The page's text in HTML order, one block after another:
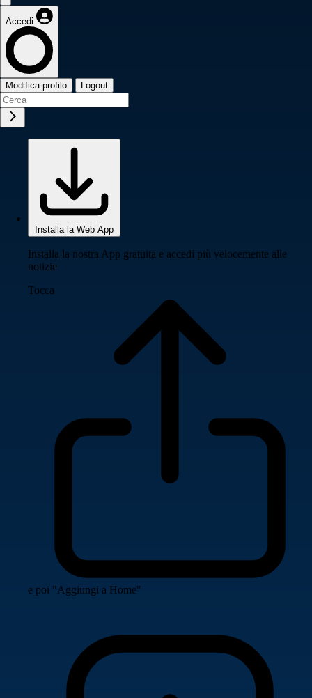
Accedi
Modifica profilo Logout
Installa la Web App
Installa la nostra App gratuita e accedi più velocemente alle
notizie
Tocca
e poi "Aggiungi a Home"